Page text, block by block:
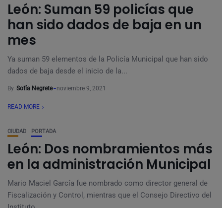
León: Suman 59 policías que
han sido dados de baja en un
mes
Ya suman 59 elementos de la Policía Municipal que han sido
dados de baja desde el inicio de la...
By Sofía Negrete noviembre 9, 2021
READ MORE
CIUDAD PORTADA
León: Dos nombramientos más
en la administración Municipal
Mario Maciel García fue nombrado como director general de
Fiscalización y Control, mientras que el Consejo Directivo del